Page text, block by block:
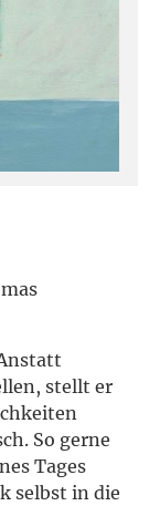
stellt er
So gerne
Tages
selbst in die